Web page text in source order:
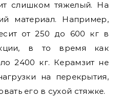
слишком тяжелый. На
материал. Например,
от 250 до 600 кг в
в то время как
2400 кг. Керамзит не
на перекрытия,
его в сухой стяжке.